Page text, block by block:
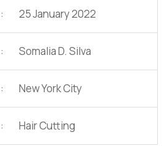
: 25 January 2022
: Somalia D. Silva
: New York City
: Hair Cutting